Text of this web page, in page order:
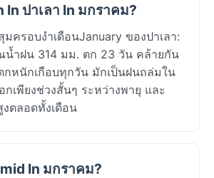
In ปาเลา In มกราคม?
ครอบงำเดือนJanuary ของปาเลา:
น้ำฝน 314 มม. ตก 23 วัน คล้ายกัน
กหนักเกือบทุกวัน มักเป็นฝนถล่มใน
เพียงช่วงสั้นๆ ระหว่างพายุ และ
ตลอดทั้งเดือน
In มกราคม?